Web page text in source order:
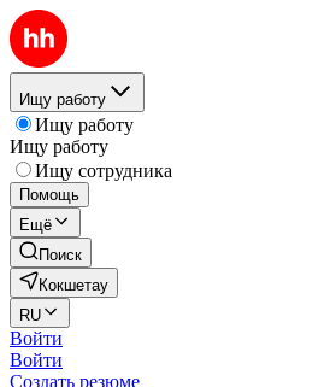
Ищу работу
Ищу работу
Ищу работу
Ищу сотрудника
Помощь
Ещё
Поиск
Кокшетау
RU
Войти
Войти
Создать резюме